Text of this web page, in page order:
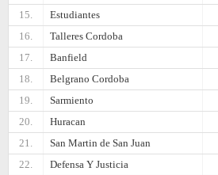
15.
Estudiantes
16.
Talleres Cordoba
17.
Banfield
18.
Belgrano Cordoba
19.
Sarmiento
20.
Huracan
21.
San Martin de San Juan
22.
Defensa Y Justicia